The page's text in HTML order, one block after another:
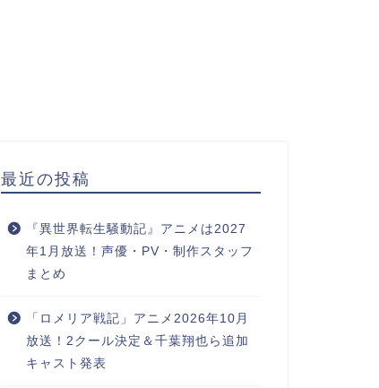
最近の投稿
『異世界転生騒動記』アニメは2027
年1月放送！声優・PV・制作スタッフ
まとめ
「ロメリア戦記」アニメ2026年10月
放送！2クール決定＆千葉翔也ら追加
キャスト発表